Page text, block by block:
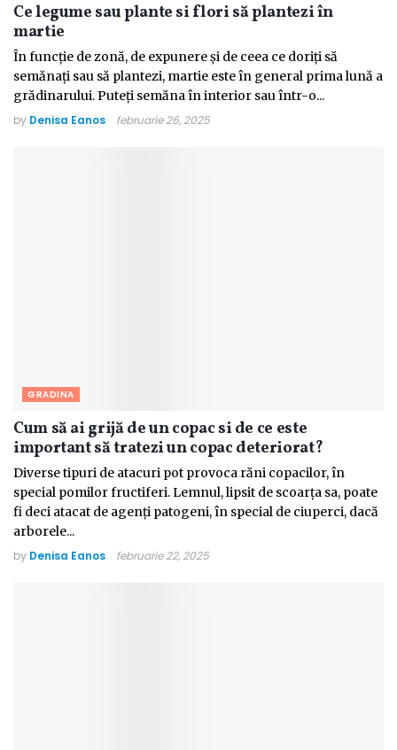
Ce legume sau plante si flori să plantezi în
martie
În funcție de zonă, de expunere și de ceea ce doriți să
semănați sau să plantezi, martie este în general prima lună a
grădinarului. Puteți semăna în interior sau într-o...
by Denisa Eanos februarie 26, 2025
GRADINA
Cum să ai grijă de un copac si de ce este
important să tratezi un copac deteriorat?
Diverse tipuri de atacuri pot provoca răni copacilor, în
special pomilor fructiferi. Lemnul, lipsit de scoarța sa, poate
fi deci atacat de agenți patogeni, în special de ciuperci, dacă
arborele...
by Denisa Eanos februarie 22, 2025